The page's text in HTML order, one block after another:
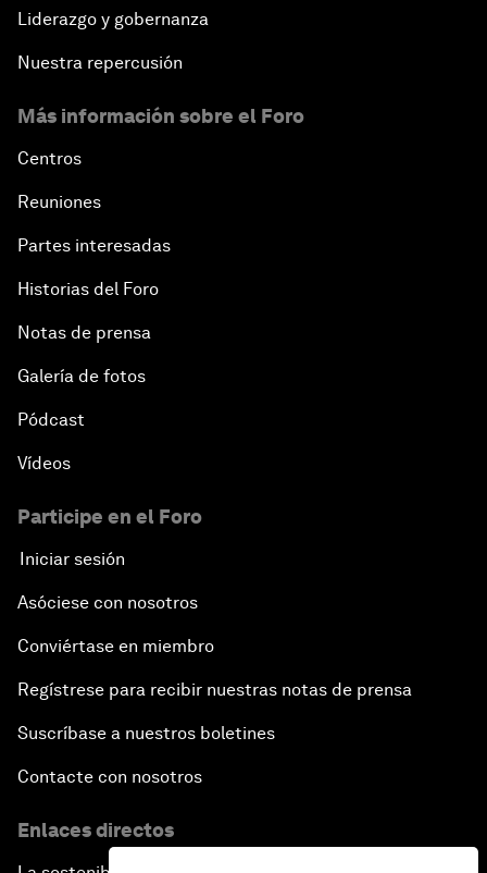
Liderazgo y gobernanza
Nuestra repercusión
Más información sobre el Foro
Centros
Reuniones
Partes interesadas
Historias del Foro
Notas de prensa
Galería de fotos
Pódcast
Vídeos
Participe en el Foro
Iniciar sesión
Asóciese con nosotros
Conviértase en miembro
Regístrese para recibir nuestras notas de prensa
Suscríbase a nuestros boletines
Contacte con nosotros
Enlaces directos